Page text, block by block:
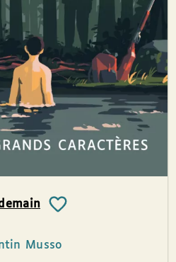
Musso